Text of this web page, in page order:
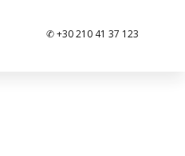
✆ +30 210 41 37 123